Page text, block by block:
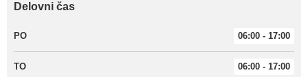
Delovni čas
PO 06:00 - 17:00
TO 06:00 - 17:00